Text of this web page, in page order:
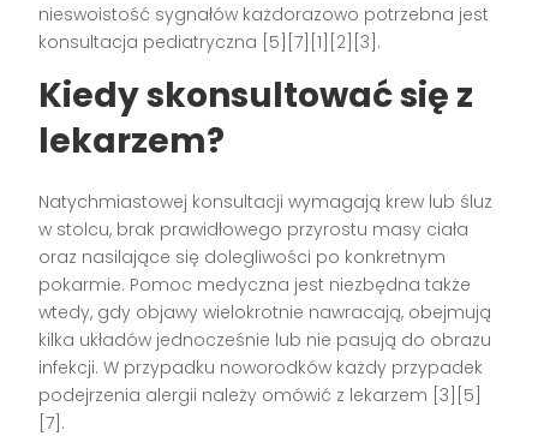
nieswoistość sygnałów każdorazowo potrzebna jest
konsultacja pediatryczna [5][7][1][2][3].
Kiedy skonsultować się z
lekarzem?
Natychmiastowej konsultacji wymagają krew lub śluz
w stolcu, brak prawidłowego przyrostu masy ciała
oraz nasilające się dolegliwości po konkretnym
pokarmie. Pomoc medyczna jest niezbędna także
wtedy, gdy objawy wielokrotnie nawracają, obejmują
kilka układów jednocześnie lub nie pasują do obrazu
infekcji. W przypadku noworodków każdy przypadek
podejrzenia alergii należy omówić z lekarzem [3][5]
[7].